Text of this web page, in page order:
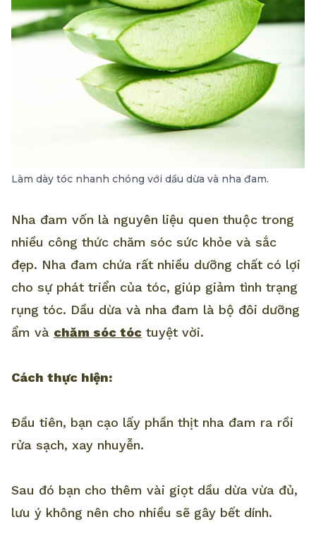
Làm dày tóc nhanh chóng với dầu dừa và nha đam.
Nha đam vốn là nguyên liệu quen thuộc trong
nhiều công thức chăm sóc sức khỏe và sắc
đẹp. Nha đam chứa rất nhiều dưỡng chất có lợi
cho sự phát triển của tóc, giúp giảm tình trạng
rụng tóc. Dầu dừa và nha đam là bộ đôi dưỡng
ẩm và chăm sóc tóc tuyệt vời.
Cách thực hiện:
Đầu tiên, bạn cạo lấy phần thịt nha đam ra rồi
rửa sạch, xay nhuyễn.
Sau đó bạn cho thêm vài giọt dầu dừa vừa đủ,
lưu ý không nên cho nhiều sẽ gây bết dính.